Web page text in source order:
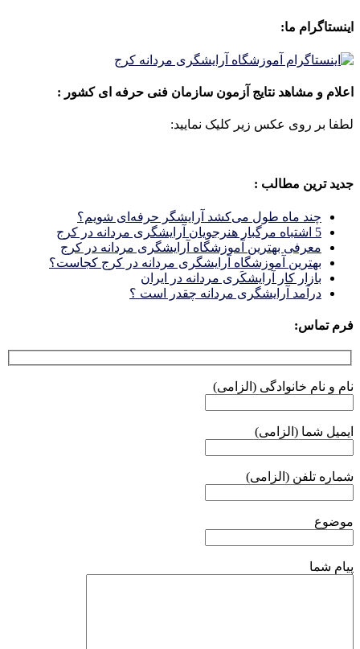
اینستاگرام ما:
اعلام و مشاهد نتایج آزمون سازمان فنی حرفه ای کشور :
لطفا بر روی عکس زیر کلیک نمایید:
جدید ترین مطالب :
چند ماه طول می‌کشد آرایشگر حرفه‌ای شویم؟
5 اشتباه مرگبار هنرجویان آرایشگری مردانه در کرج
معرفی بهترین آموزشگاه آرایشگری مردانه در کرج
بهترین آموزشگاه آرایشگری مردانه در کرج کجاست؟
بازار كار آرايشكَرى مردانه در ايران
درآمد آرایشگری مردانه چقدر است ؟
فرم تماس:
نام و نام خانوادگی (الزامی)
ایمیل شما (الزامی)
شماره تلفن (الزامی)
موضوع
پیام شما